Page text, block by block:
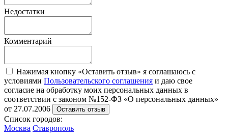
Недостатки
Комментарий
Нажимая кнопку «Оставить отзыв» я соглашаюсь с
условиями Пользовательского соглашения и даю свое
согласие на обработку моих персональных данных в
соответствии с законом №152-ФЗ «О персональных данных»
от 27.07.2006
Оставить отзыв
Список городов:
Москва Ставрополь